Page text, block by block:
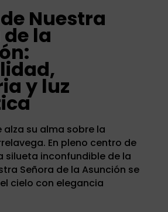
Nuestra
la
y luz
alza su alma sobre la
En pleno centro de
silueta inconfundible de la
Señora de la Asunción se
cielo con elegancia